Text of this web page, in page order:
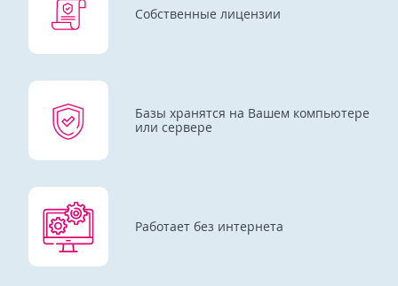
Собственные лицензии
Базы хранятся на Вашем компьютере
или сервере
Работает без интернета